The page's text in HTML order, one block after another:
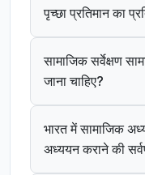
पृच्छा प्रतिमान का
सामाजिक सर्वेक्षण
जाना चाहिए?
भारत में सामाजिक
अध्ययन कराने की